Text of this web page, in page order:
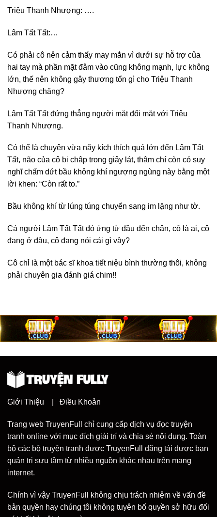
Triệu Thanh Nhượng: ….
Lâm Tất Tất:…
Có phải cô nên cảm thấy may mắn vì dưới sự hỗ trợ của
hai tay mà phần mặt đâm vào cũng không mạnh, lực không
lớn, thế nên không gây thương tổn gì cho Triệu Thanh
Nhượng chăng?
Lâm Tất Tất đứng thẳng người mặt đối mặt với Triệu
Thanh Nhượng.
Có thể là chuyện vừa nãy kích thích quá lớn đến Lâm Tất
Tất, não của cô bị chập trong giây lát, thậm chí còn có suy
nghĩ chấm dứt bầu không khí ngượng ngùng này bằng một
lời khen: “Còn rất to.”
Bầu không khí từ lúng túng chuyển sang im lặng như tờ.
Cả người Lâm Tất Tất đỏ ửng từ đầu đến chân, cô là ai, cô
đang ở đâu, cô đang nói cái gì vậy?
Cô chỉ là một bác sĩ khoa tiết niệu bình thường thôi, không
phải chuyên gia đánh giá chim!!
Giới Thiệu Điều Khoản
Trang web TruyenFull chỉ cung cấp dịch vụ đọc truyện
tranh online với mục đích giải trí và chia sẻ nội dung. Toàn
bộ các bộ truyện tranh được TruyenFull đăng tải được bạn
quản trị sưu tầm từ nhiều nguồn khác nhau trên mạng
internet.
Chính vì vậy TruyenFull không chịu trách nhiệm về vấn đề
bản quyền hay chúng tôi không tuyên bố quyền sở hữu đối